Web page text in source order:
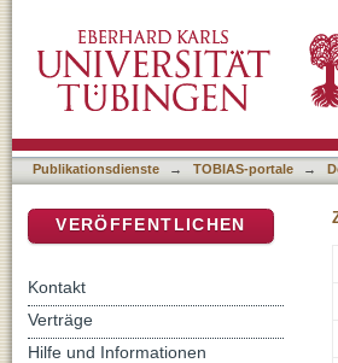
der Debatte über
Publikationsdienste → TOBIAS-portale →
VERÖFFENTLICHEN
Kontakt
Verträge
Hilfe und Informationen